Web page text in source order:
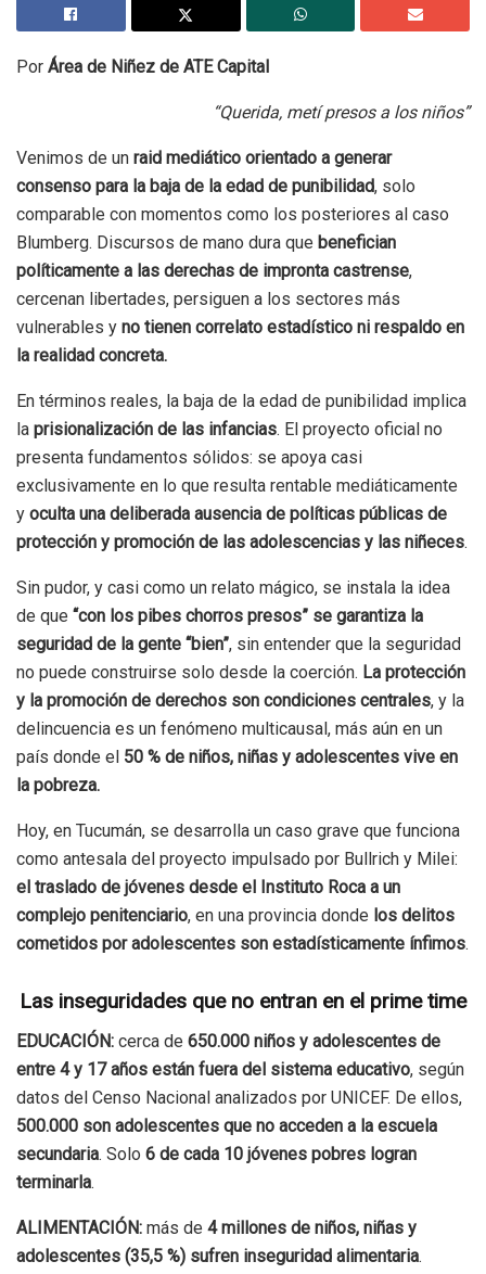
Por Área de Niñez de ATE Capital
“Querida, metí presos a los niños”
Venimos de un raid mediático orientado a generar
consenso para la baja de la edad de punibilidad, solo
comparable con momentos como los posteriores al caso
Blumberg. Discursos de mano dura que benefician
políticamente a las derechas de impronta castrense,
cercenan libertades, persiguen a los sectores más
vulnerables y no tienen correlato estadístico ni respaldo en
la realidad concreta.
En términos reales, la baja de la edad de punibilidad implica
la prisionalización de las infancias. El proyecto oficial no
presenta fundamentos sólidos: se apoya casi
exclusivamente en lo que resulta rentable mediáticamente
y oculta una deliberada ausencia de políticas públicas de
protección y promoción de las adolescencias y las niñeces.
Sin pudor, y casi como un relato mágico, se instala la idea
de que “con los pibes chorros presos” se garantiza la
seguridad de la gente “bien”, sin entender que la seguridad
no puede construirse solo desde la coerción. La protección
y la promoción de derechos son condiciones centrales, y la
delincuencia es un fenómeno multicausal, más aún en un
país donde el 50 % de niños, niñas y adolescentes vive en
la pobreza.
Hoy, en Tucumán, se desarrolla un caso grave que funciona
como antesala del proyecto impulsado por Bullrich y Milei:
el traslado de jóvenes desde el Instituto Roca a un
complejo penitenciario, en una provincia donde los delitos
cometidos por adolescentes son estadísticamente ínfimos.
Las inseguridades que no entran en el prime time
EDUCACIÓN: cerca de 650.000 niños y adolescentes de
entre 4 y 17 años están fuera del sistema educativo, según
datos del Censo Nacional analizados por UNICEF. De ellos,
500.000 son adolescentes que no acceden a la escuela
secundaria. Solo 6 de cada 10 jóvenes pobres logran
terminarla.
ALIMENTACIÓN: más de 4 millones de niños, niñas y
adolescentes (35,5 %) sufren inseguridad alimentaria.